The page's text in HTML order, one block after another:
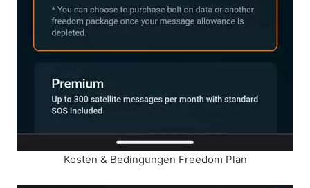
Kosten & Bedingungen Freedom Plan